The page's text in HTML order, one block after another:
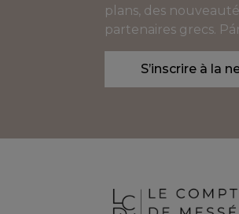
plans, des
partenaires grecs.
S’inscrire à la